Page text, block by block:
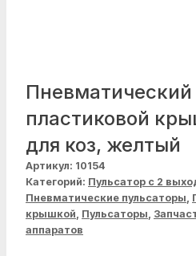
Пневматический
пластиковой
для коз, желтый
Артикул: 10154
Категорий: Пульсатор с 2
Пневматические пульсаторы,
крышкой, Пульсаторы,
аппаратов